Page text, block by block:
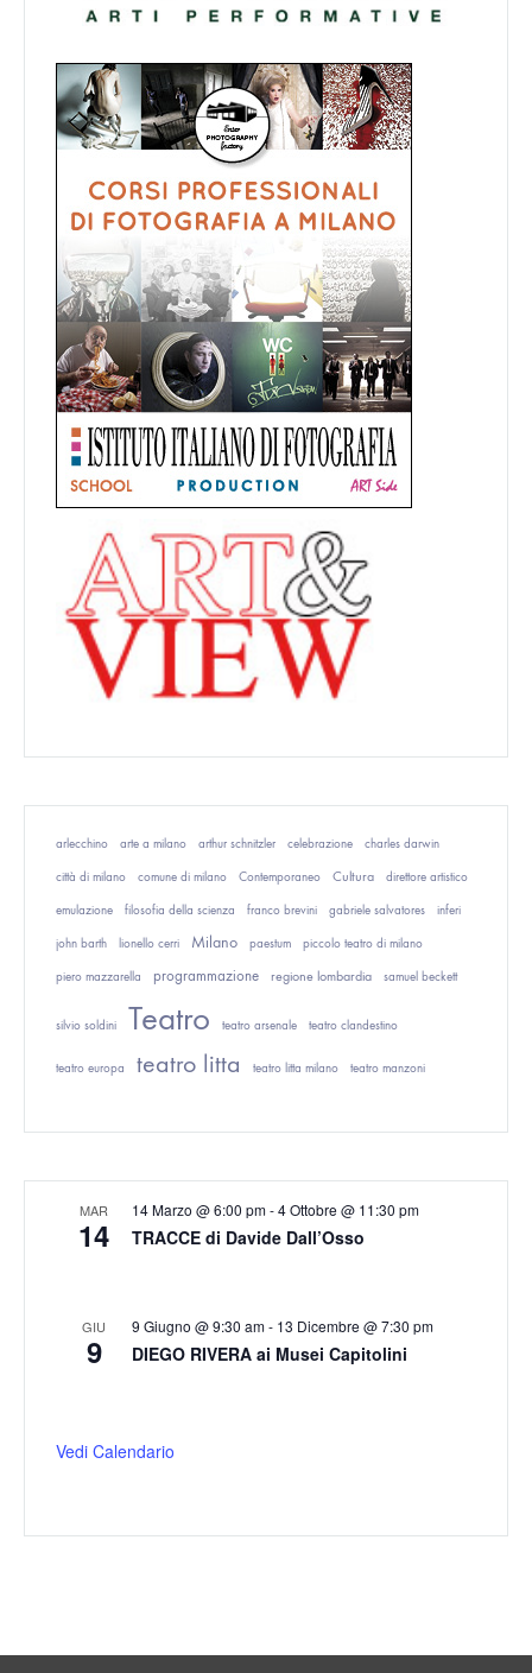
arlecchino arte a milano arthur schnitzler celebrazione charles darwin
città di milano comune di milano Contemporaneo Cultura direttore artistico
emulazione filosofia della scienza franco brevini gabriele salvatores inferi
john barth lionello cerri Milano paestum piccolo teatro di milano
piero mazzarella programmazione regione lombardia samuel beckett
silvio soldini Teatro teatro arsenale teatro clandestino
teatro europa teatro litta teatro litta milano teatro manzoni
MAR
14
14 Marzo @ 6:00 pm-4 Ottobre @ 11:30 pm
TRACCE di Davide Dall’Osso
GIU
9
9 Giugno @ 9:30 am- 13 Dicembre @ 7:30 pm
DIEGO RIVERA ai Musei Capitolini
Vedi Calendario